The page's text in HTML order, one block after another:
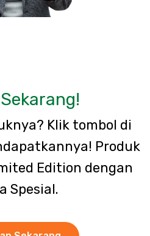
Klik tombol di
Produk
Edition dengan
Spesial.